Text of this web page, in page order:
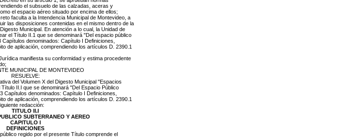
el subsuelo de las calzadas, aceras y
el espacio aéreo situado por encima de ellos;
faculta a la Intendencia Municipal de Montevideo, a
las disposiciones contenidas en el mismo dentro de la
Municipal. En atención a lo cual, la Unidad de
el Título II.1 que se denominará "Del espacio público
denominados: Capítulo I Definiciones,
de aplicación, comprendiendo los artículos D. 2390.1
manifiesta su conformidad y estima procedente
MUNICIPAL DE MONTEVIDEO
RESUELVE:
del Volumen X del Digesto Municipal "Espacios
II.I que se denominará "Del Espacio Público
Capítulos denominados: Capítulo I Definiciones,
de aplicación, comprendiendo los artículos D. 2390.1
redacción:
TITULO II.I
SUBTERRANEO Y AEREO
CAPITULO I
DEFINICIONES
regido por el presente Título comprende el